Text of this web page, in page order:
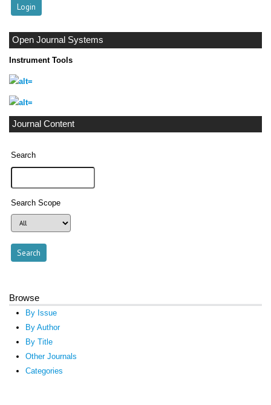
Open Journal Systems
Instrument Tools
Journal Content
Search
Search Scope
Browse
By Issue
By Author
By Title
Other Journals
Categories